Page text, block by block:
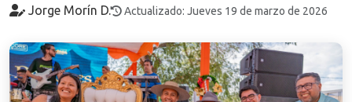
Jorge Morín D. Actualizado: Jueves 19 de marzo de 2026